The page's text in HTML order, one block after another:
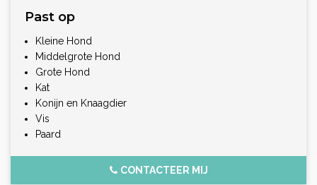
Past op
Kleine Hond
Middelgrote Hond
Grote Hond
Kat
Konijn en Knaagdier
Vis
Paard
CONTACTEER MIJ